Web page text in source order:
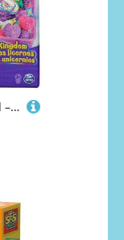
Kinetic Sand Magischer Sand – Einhorn-Königreich 907 G + 8 Formen – Erstellen Sie verschiedene hypnotisierende Formen mit diesem magischen und bunten Sand wie Knetmasse – Spielzeug für Kinder ab 3